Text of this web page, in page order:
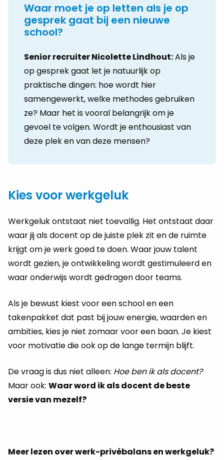
Waar moet je op letten als je op
gesprek gaat bij een nieuwe
school?
Senior recruiter Nicolette Lindhout:Als je
op gesprek gaat let je natuurlijk op
praktische dingen: hoe wordt hier
samengewerkt, welke methodes gebruiken
ze? Maar het is vooral belangrijk om je
gevoel te volgen. Wordt je enthousiast van
deze plek en van deze mensen?
Kies voor werkgeluk
Werkgeluk ontstaat niet toevallig. Het ontstaat daar
waar jij als docent op de juiste plek zit en de ruimte
krijgt om je werk goed te doen. Waar jouw talent
wordt gezien, je ontwikkeling wordt gestimuleerd en
waar onderwijs wordt gedragen door teams.
Als je bewust kiest voor een school en een
takenpakket dat past bij jouw energie, waarden en
ambities, kies je niet zomaar voor een baan. Je kiest
voor motivatie die ook op de lange termijn blijft.
De vraag is dus niet alleen: Hoe ben ik als docent?
Maar ook: Waar word ik als docent de beste
versie van mezelf?
Meer lezen over werk-privébalans en werkgeluk?